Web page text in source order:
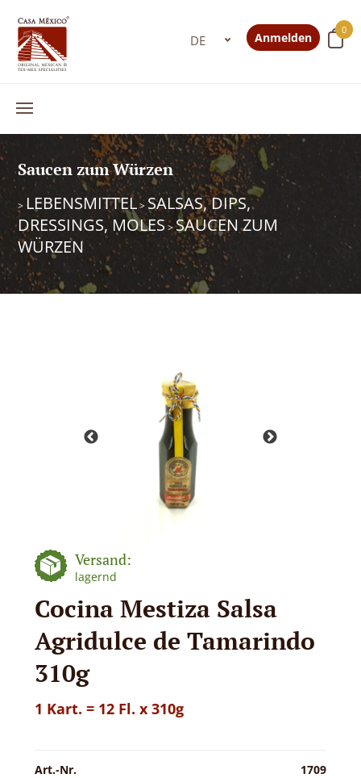
0
Anmelden
Saucen zum Würzen
> LEBENSMITTEL> SALSAS, DIPS,
DRESSINGS, MOLES >SAUCEN ZUM
WÜRZEN
Versand:
lagernd
Cocina Mestiza Salsa
Agridulce de Tamarindo
310g
1 Kart. = 12 Fl. x 310g
Art.-Nr. 1709